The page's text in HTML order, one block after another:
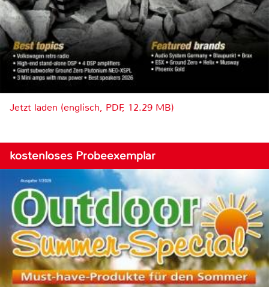
Jetzt laden (englisch, PDF, 12.29 MB)
kostenloses Probeexemplar